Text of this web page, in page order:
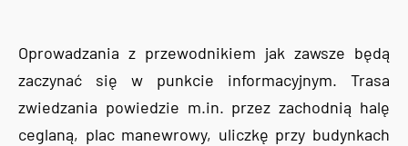
Oprowadzania z przewodnikiem jak zawsze będą
zaczynać się w punkcie informacyjnym. Trasa
zwiedzania powiedzie m.in. przez zachodnią halę
ceglaną, plac manewrowy, uliczkę przy budynkach